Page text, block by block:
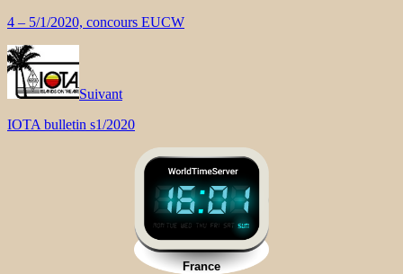
4 – 5/1/2020, concours EUCW
Suivant
IOTA bulletin s1/2020